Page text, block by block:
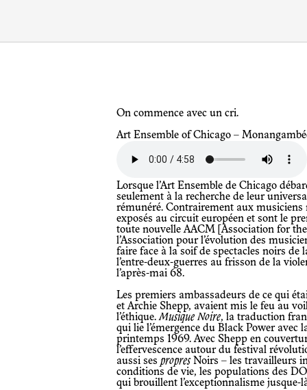
On commence avec un cri.
Art Ensemble of Chicago –
Lorsque l’Art Ensemble de Chicago
seulement à la recherche de leur
rémunéré. Contrairement aux musiciens
exposés au circuit européen et sont le
toute nouvelle AACM [Association for
l’Association pour l’évolution des
faire face à la soif de spectacles noirs de
l’entre-deux-guerres au frisson de la
l’après-mai 68.
Les premiers ambassadeurs de ce qui
et Archie Shepp, avaient mis le feu au
l’éthique.Musique Noire, la traduction
qui lie l’émergence du Black Power avec
printemps 1969. Avec Shepp en
l’effervescence autour du festival
aussi sespropresNoirs – les travailleurs
conditions de vie, les populations des
qui brouillent l’exceptionnalisme